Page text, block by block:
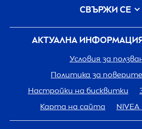
АКТУАЛНА
Условия за
Политика за
Настройки на бисквитки
Карта на сайта
NIVEA
СВЪРЖИ СЕ